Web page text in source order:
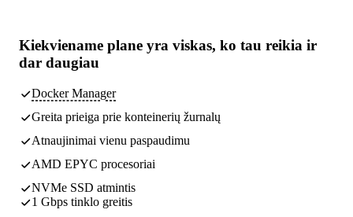
Kiekviename plane yra viskas, ko tau reikia ir
dar daugiau
Docker Manager
Greita prieiga prie konteinerių žurnalų
Atnaujinimai vienu paspaudimu
AMD EPYC procesoriai
NVMe SSD atmintis
1 Gbps tinklo greitis